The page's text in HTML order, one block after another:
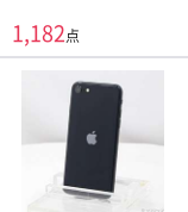
1,182点